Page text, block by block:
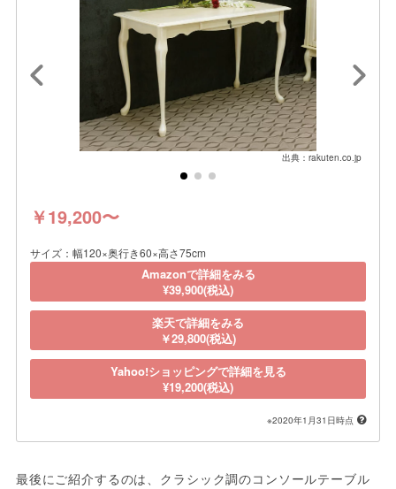
出典：rakuten.co.jp
￥19,200〜
サイズ：幅120×奥行き60×高さ75cm
Amazonで詳細をみる
¥39,900(税込)
楽天で詳細をみる
￥29,800(税込)
Yahoo!ショッピングで詳細を見る
¥19,200(税込)
※2020年1月31日時点
最後にご紹介するのは、クラシック調のコンソールテーブル